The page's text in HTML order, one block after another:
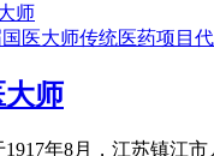
师
医大师传统医药项目
师
年8月，江苏镇江